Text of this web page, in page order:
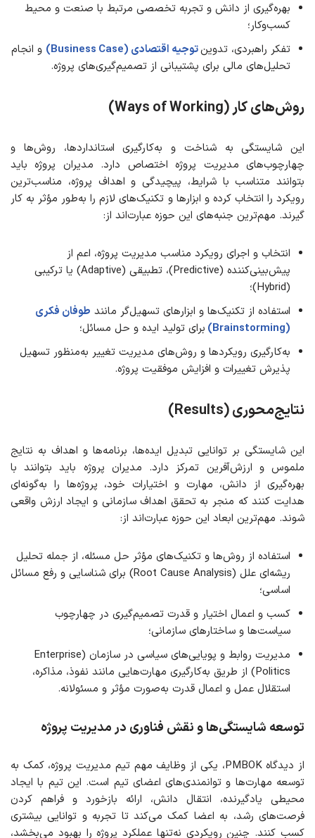
بهره‌گیری از دانش و تجربه تخصصی مرتبط با صنعت و محیط
کسب‌وکار؛
تفکر راهبردی، تدوینتوجیه اقتصادی (Business Case)
و انجام
تحلیل‌های مالی برای پشتیبانی از تصمیم‌گیری‌های پروژه.
روش‌های کار(Ways of Working)
این شایستگی به شناخت و به‌کارگیری استانداردها، روش‌ها و
چهارچوب‌های مدیریت پروژه اختصاص دارد. مدیران پروژه باید
بتوانند متناسب با شرایط، پیچیدگی و اهداف پروژه، مناسب‌ترین
رویکرد را انتخاب کرده و ابزارها و تکنیک‌های لازم را به‌طور مؤثر به کار
گیرند. مهم‌ترین جنبه‌های این حوزه عبارت‌اند از:
انتخاب و اجرای رویکرد مناسب مدیریت پروژه، اعم از
پیش‌بینی‌کننده (Predictive)، تطبیقی (Adaptive) یا ترکیبی
(Hybrid)؛
استفاده از تکنیک‌ها و ابزارهای تسهیل‌گر مانند طوفان فکری
(Brainstorming)
برای تولید ایده و حل مسائل؛
به‌کارگیری رویکردها و روش‌های مدیریت تغییر به‌منظور تسهیل
پذیرش تغییرات و افزایش موفقیت پروژه.
نتایج‌محوری(Results)
این شایستگی بر توانایی تبدیل ایده‌ها، برنامه‌ها و اهداف به نتایج
ملموس و ارزش‌آفرین تمرکز دارد. مدیران پروژه باید بتوانند با
بهره‌گیری از دانش، مهارت و اختیارات خود، پروژه‌ها را به‌گونه‌ای
هدایت کنند که منجر به تحقق اهداف سازمانی و ایجاد ارزش واقعی
شوند. مهم‌ترین ابعاد این حوزه عبارت‌اند از:
استفاده از روش‌ها و تکنیک‌های مؤثر حل مسئله، از جمله تحلیل
ریشه‌ای علل (Root Cause Analysis) برای شناسایی و رفع مسائل
اساسی؛
کسب و اعمال اختیار و قدرت تصمیم‌گیری در چهارچوب
سیاست‌ها و ساختارهای سازمانی؛
مدیریت روابط و پویایی‌های سیاسی در سازمان (Enterprise
Politics) از طریق به‌کارگیری مهارت‌هایی مانند نفوذ، مذاکره،
استقلال عمل و اعمال قدرت به‌صورت مؤثر و مسئولانه.
توسعه شایستگی‌ها و نقش فناوری در مدیریت پروژه
از دیدگاه PMBOK، یکی از وظایف مهم تیم مدیریت پروژه، کمک به
توسعه مهارت‌ها و توانمندی‌های اعضای تیم است. این تیم با ایجاد
محیطی یادگیرنده، انتقال دانش، ارائه بازخورد و فراهم کردن
فرصت‌های رشد، به اعضا کمک می‌کند تا تجربه و توانایی بیشتری
کسب کنند. چنین رویکردی نه‌تنها عملکرد پروژه را بهبود می‌بخشد،